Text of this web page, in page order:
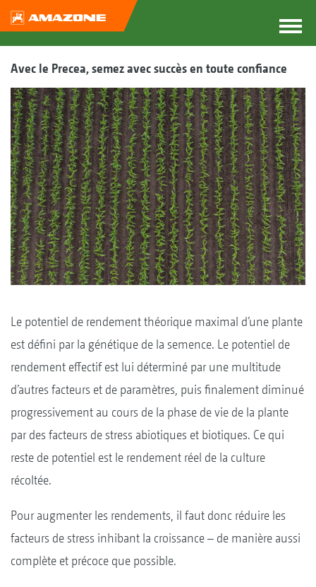
Avec le Precea, semez avec succès en toute confiance
Le potentiel de rendement théorique maximal d’une plante
est défini par la génétique de la semence. Le potentiel de
rendement effectif est lui déterminé par une multitude
d’autres facteurs et de paramètres, puis finalement diminué
progressivement au cours de la phase de vie de la plante
par des facteurs de stress abiotiques et biotiques. Ce qui
reste de potentiel est le rendement réel de la culture
récoltée.
Pour augmenter les rendements, il faut donc réduire les
facteurs de stress inhibant la croissance – de manière aussi
complète et précoce que possible.